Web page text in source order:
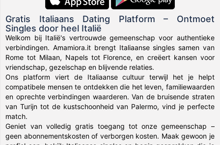
Gratis Italiaans Dating Platform – Ontmoet
Singles door heel Italië
Welkom bij Italië's vertrouwde gemeenschap voor authentieke
verbindingen. Amamiora.it brengt Italiaanse singles samen van
Rome tot Milaan, Napels tot Florence, en creëert kansen voor
vriendschap, gezelschap en blijvende relaties.
Ons platform viert de Italiaanse cultuur terwijl het je helpt
compatibele mensen te ontdekken die het leven, familiewaarden
en oprechte verbindingen waarderen. Van de bruisende straten
van Turijn tot de kustschoonheid van Palermo, vind je perfecte
match.
Geniet van volledig gratis toegang tot onze gemeenschap –
geen abonnementskosten of verborgen kosten. Maak gewoon je